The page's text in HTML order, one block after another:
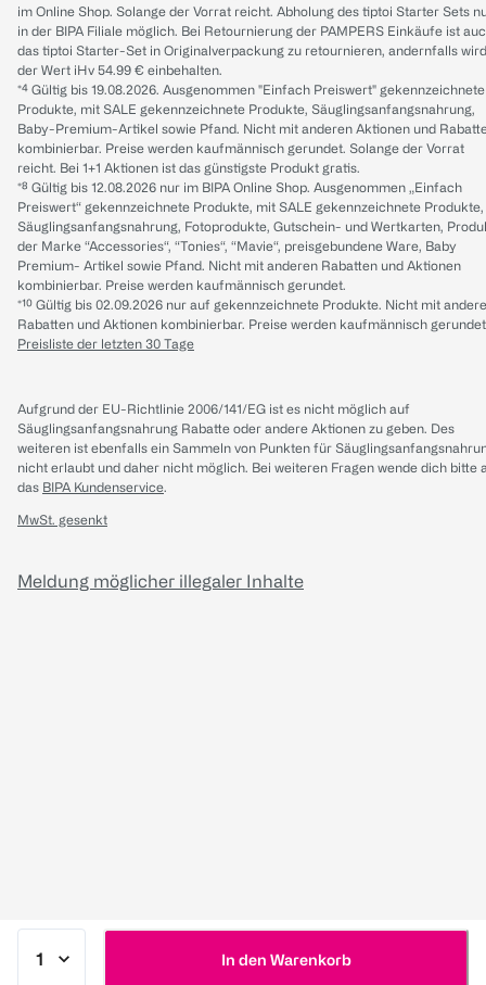
In den Warenkorb
im Online Shop. Solange der Vorrat reicht. Abholung des tiptoi Starter Sets
in der BIPA Filiale möglich. Bei Retournierung der PAMPERS Einkäufe ist
das tiptoi Starter-Set in Originalverpackung zu retournieren, andernfalls wird
der Wert iHv 54.99 € einbehalten.
*⁴ Gültig bis 19.08.2026. Ausgenommen "Einfach Preiswert" gekennzeichnete
Produkte, mit SALE gekennzeichnete Produkte, Säuglingsanfangsnahrung,
Baby-Premium-Artikel sowie Pfand. Nicht mit anderen Aktionen und
kombinierbar. Preise werden kaufmännisch gerundet. Solange der Vorrat
reicht. Bei 1+1 Aktionen ist das günstigste Produkt gratis.
*⁸ Gültig bis 12.08.2026 nur im BIPA Online Shop. Ausgenommen „Einfach
Preiswert“ gekennzeichnete Produkte, mit SALE gekennzeichnete Produkte,
Säuglingsanfangsnahrung, Fotoprodukte, Gutschein- und Wertkarten,
der Marke “Accessories“, “Tonies“, “Mavie“, preisgebundene Ware, Baby
Premium- Artikel sowie Pfand. Nicht mit anderen Rabatten und Aktionen
kombinierbar. Preise werden kaufmännisch gerundet.
*¹⁰ Gültig bis 02.09.2026 nur auf gekennzeichnete Produkte. Nicht mit
Rabatten und Aktionen kombinierbar. Preise werden kaufmännisch
Preisliste der letzten 30 Tage
Aufgrund der EU-Richtlinie 2006/141/EG ist es nicht möglich auf
Säuglingsanfangsnahrung Rabatte oder andere Aktionen zu geben. Des
weiteren ist ebenfalls ein Sammeln von Punkten für
nicht erlaubt und daher nicht möglich. Bei weiteren Fragen wende dich bitte
das BIPA Kundenservice.
MwSt. gesenkt
Meldung möglicher illegaler Inhalte